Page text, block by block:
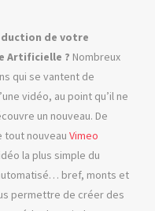
de votre
Artificielle ? Nombreux
qui se vantent de
vidéo, au point qu’il ne
un nouveau. De
tout nouveau Vimeo
la plus simple du
bref, monts et
permettre de créer des